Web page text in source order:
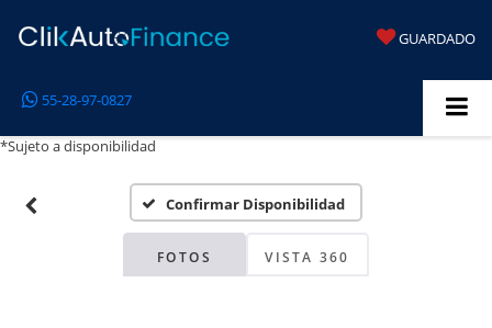
GUARDADO
55-28-97-0827
*Sujeto a disponibilidad
Confirmar Disponibilidad
FOTOS VISTA 360
Disponibles
Por favor, revise luego